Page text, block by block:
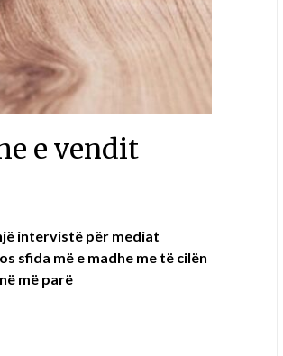
e vendit
intervistë për mediat
sfida më e madhe me të cilën
më parë